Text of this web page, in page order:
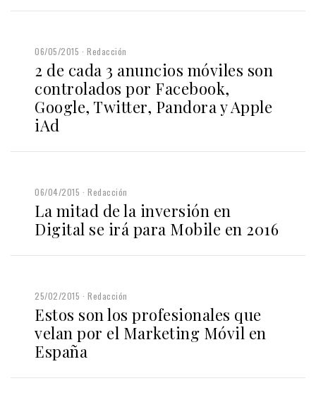
06/05/2015 Redacción
2 de cada 3 anuncios móviles son
controlados por Facebook,
Google, Twitter, Pandora y Apple
iAd
06/04/2015 Redacción
La mitad de la inversión en
Digital se irá para Mobile en 2016
25/02/2015 Redacción
Estos son los profesionales que
velan por el Marketing Móvil en
España